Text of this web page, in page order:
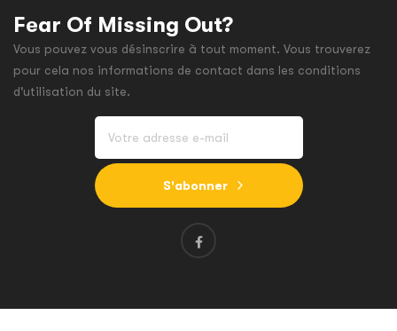
Fear Of Missing Out?
Vous pouvez vous désinscrire à tout moment. Vous trouverez
pour cela nos informations de contact dans les conditions
d'utilisation du site.
S'abonner